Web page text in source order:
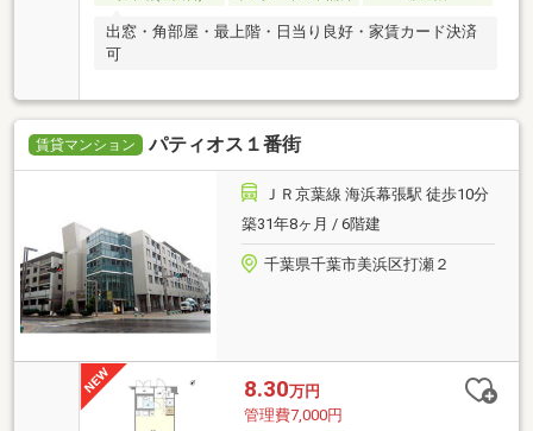
出窓・角部屋・最上階・日当り良好・家賃カード決済
可
賃貸マンション パティオス１番街
ＪＲ京葉線 海浜幕張駅 徒歩10分
築31年8ヶ月 / 6階建
千葉県千葉市美浜区打瀬２
8.30万円
管理費7,000円